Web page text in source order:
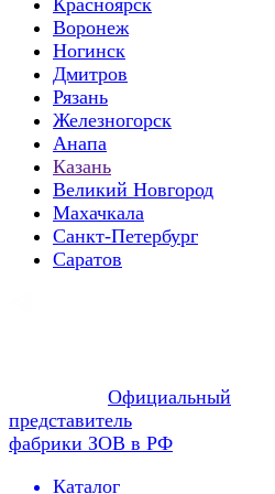
Красноярск
Воронеж
Ногинск
Дмитров
Рязань
Железногорск
Анапа
Казань
Великий Новгород
Махачкала
Санкт-Петербург
Саратов
Официальный
представитель
фабрики ЗОВ в РФ
Каталог